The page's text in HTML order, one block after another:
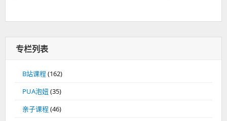
专栏列表
B站课程(162)
PUA泡妞 (35)
亲子课程(46)